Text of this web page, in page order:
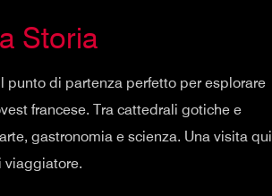
Storia
punto di partenza perfetto per esplorare
francese. Tra cattedrali gotiche e
gastronomia e scienza. Una visita qui
viaggiatore.